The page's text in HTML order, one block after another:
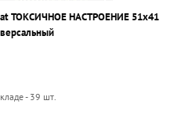
ТОКСИЧНОЕ НАСТРОЕНИЕ 51x41
- 39 шт.